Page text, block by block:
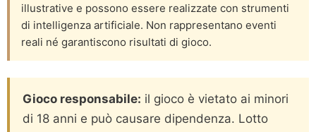
illustrative e possono essere realizzate con strumenti
di intelligenza artificiale. Non rappresentano eventi
reali né garantiscono risultati di gioco.
Gioco responsabile: il gioco è vietato ai minori
di 18 anni e può causare dipendenza. Lotto